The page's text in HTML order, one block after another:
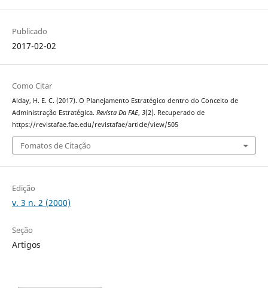
Publicado
2017-02-02
Como Citar
Alday, H. E. C. (2017). O Planejamento Estratégico dentro do Conceito de
Administração Estratégica. Revista Da FAE, 3(2). Recuperado de
https://revistafae.fae.edu/revistafae/article/view/505
Fomatos de Citação
Edição
v. 3 n. 2 (2000)
Seção
Artigos